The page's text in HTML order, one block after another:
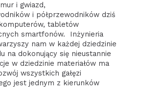
i gwiazd,
i półprzewodników dziś
tabletów
smartfonów. Inżynieria
nam w każdej dziedzinie
na dokonujący się nieustannie
w dziedzinie materiałów ma
wszystkich gałęzi
jest jednym z kierunków